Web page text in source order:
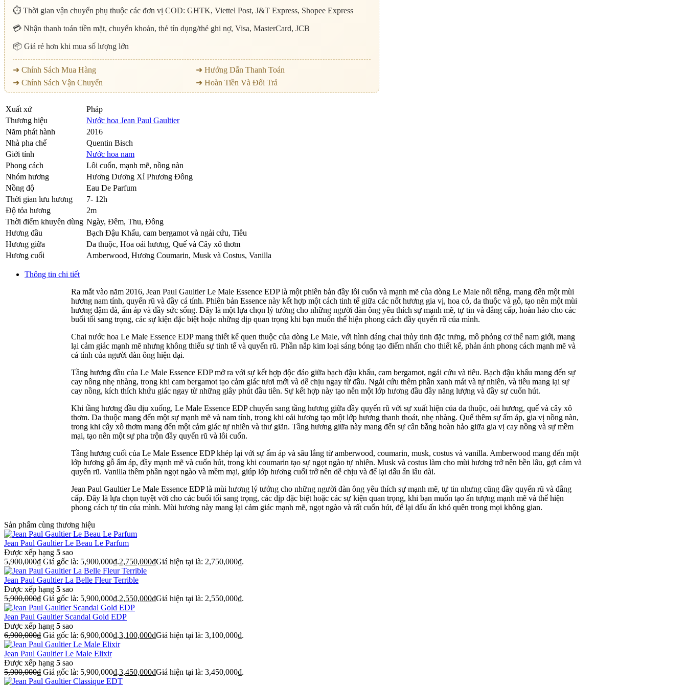
⏱️ Thời gian vận chuyển phụ thuộc các đơn vị COD: GHTK, Viettel Post, J&T Express, Shopee Express
💳 Nhận thanh toán tiền mặt, chuyển khoản, thẻ tín dụng/thẻ ghi nợ, Visa, MasterCard, JCB
📦 Giá rẻ hơn khi mua số lượng lớn
➜ Chính Sách Mua Hàng
➜ Hướng Dẫn Thanh Toán
➜ Chính Sách Vận Chuyển
➜ Hoàn Tiền Và Đổi Trả
Xuất xứ
Pháp
Thương hiệu
Nước hoa Jean Paul Gaultier
Năm phát hành
2016
Nhà pha chế
Quentin Bisch
Giới tính
Nước hoa nam
Phong cách
Lôi cuốn, mạnh mẽ, nồng nàn
Nhóm hương
Hương Dương Xỉ Phương Đông
Nồng độ
Eau De Parfum
Thời gian lưu hương
7- 12h
Độ tỏa hương
2m
Thời điểm khuyên dùng Ngày, Đêm, Thu, Đông
Hương đầu
Bạch Đậu Khấu, cam bergamot và ngải cứu, Tiêu
Hương giữa
Da thuộc, Hoa oải hương, Quế và Cây xô thơm
Hương cuối
Amberwood, Hương Coumarin, Musk và Costus, Vanilla
Thông tin chi tiết
Ra mắt vào năm 2016, Jean Paul Gaultier Le Male Essence EDP là một phiên bản đầy lôi cuốn và mạnh mẽ của dòng Le Male nổi tiếng, mang đến một mùi
hương nam tính, quyến rũ và đầy cá tính. Phiên bản Essence này kết hợp một cách tinh tế giữa các nốt hương gia vị, hoa cỏ, da thuộc và gỗ, tạo nên một mùi
hương đậm đà, ấm áp và đầy sức sống. Đây là một lựa chọn lý tưởng cho những người đàn ông yêu thích sự mạnh mẽ, tự tin và đẳng cấp, hoàn hảo cho các
buổi tối sang trọng, các sự kiện đặc biệt hoặc những dịp quan trọng khi bạn muốn thể hiện phong cách đầy quyến rũ của mình.
Chai nước hoa Le Male Essence EDP mang thiết kế quen thuộc của dòng Le Male, với hình dáng chai thủy tinh đặc trưng, mô phỏng cơ thể nam giới, mang
lại cảm giác mạnh mẽ nhưng không thiếu sự tinh tế và quyến rũ. Phần nắp kim loại sáng bóng tạo điểm nhấn cho thiết kế, phản ánh phong cách mạnh mẽ và
cá tính của người đàn ông hiện đại.
Tầng hương đầu của Le Male Essence EDP mở ra với sự kết hợp độc đáo giữa bạch đậu khấu, cam bergamot, ngải cứu và tiêu. Bạch đậu khấu mang đến sự
cay nồng nhẹ nhàng, trong khi cam bergamot tạo cảm giác tươi mới và dễ chịu ngay từ đầu. Ngải cứu thêm phần xanh mát và tự nhiên, và tiêu mang lại sự
cay nồng, kích thích khứu giác ngay từ những giây phút đầu tiên. Sự kết hợp này tạo nên một lớp hương đầu đầy năng lượng và đầy sự cuốn hút.
Khi tầng hương đầu dịu xuống, Le Male Essence EDP chuyển sang tầng hương giữa đầy quyến rũ với sự xuất hiện của da thuộc, oải hương, quế và cây xô
thơm. Da thuộc mang đến một sự mạnh mẽ và nam tính, trong khi oải hương tạo một lớp hương thanh thoát, nhẹ nhàng. Quế thêm sự ấm áp, gia vị nồng nàn,
trong khi cây xô thơm mang đến một cảm giác tự nhiên và thư giãn. Tầng hương giữa này mang đến sự cân bằng hoàn hảo giữa gia vị cay nồng và sự mềm
mại, tạo nên một sự pha trộn đầy quyến rũ và lôi cuốn.
Tầng hương cuối của Le Male Essence EDP khép lại với sự ấm áp và sâu lắng từ amberwood, coumarin, musk, costus và vanilla. Amberwood mang đến một
lớp hương gỗ ấm áp, đầy mạnh mẽ và cuốn hút, trong khi coumarin tạo sự ngọt ngào tự nhiên. Musk và costus làm cho mùi hương trở nên bền lâu, gợi cảm và
quyến rũ. Vanilla thêm phần ngọt ngào và mềm mại, giúp lớp hương cuối trở nên dễ chịu và để lại dấu ấn lâu dài.
Jean Paul Gaultier Le Male Essence EDP là mùi hương lý tưởng cho những người đàn ông yêu thích sự mạnh mẽ, tự tin nhưng cũng đầy quyến rũ và đẳng
cấp. Đây là lựa chọn tuyệt vời cho các buổi tối sang trọng, các dịp đặc biệt hoặc các sự kiện quan trọng, khi bạn muốn tạo ấn tượng mạnh mẽ và thể hiện
phong cách tự tin của mình. Mùi hương này mang lại cảm giác mạnh mẽ, ngọt ngào và rất cuốn hút, để lại dấu ấn khó quên trong mọi không gian.
Sản phẩm cùng thương hiệu
Jean Paul Gaultier Le Beau Le Parfum
Được xếp hạng 5 sao
5,900,000₫ Giá gốc là: 5,900,000₫.2,750,000₫Giá hiện tại là: 2,750,000₫.
Jean Paul Gaultier La Belle Fleur Terrible
Được xếp hạng 5 sao
5,900,000₫ Giá gốc là: 5,900,000₫.2,550,000₫Giá hiện tại là: 2,550,000₫.
Jean Paul Gaultier Scandal Gold EDP
Được xếp hạng 5 sao
6,900,000₫ Giá gốc là: 6,900,000₫.3,100,000₫Giá hiện tại là: 3,100,000₫.
Jean Paul Gaultier Le Male Elixir
Được xếp hạng 5 sao
5,900,000₫ Giá gốc là: 5,900,000₫.3,450,000₫Giá hiện tại là: 3,450,000₫.